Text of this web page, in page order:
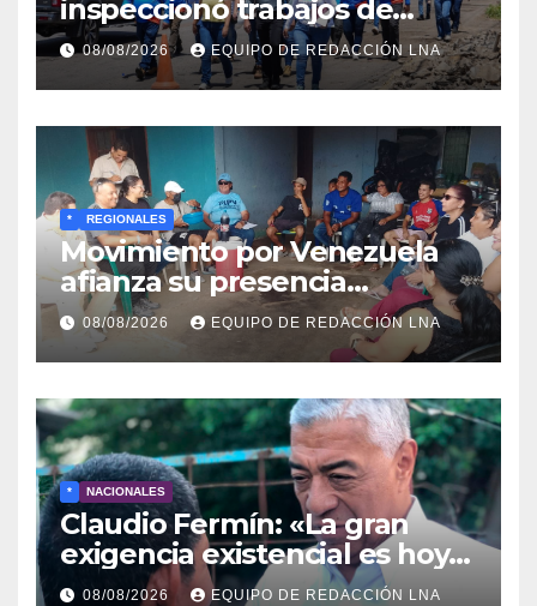
inspeccionó trabajos de
rehabilitación en al Av.
Intercomunal
08/08/2026 EQUIPO DE REDACCIÓN LNA
* REGIONALES
Movimiento por Venezuela
afianza su presencia
comunitaria en La Ponderosa
y otras comunidades de
Anzoátegui
08/08/2026 EQUIPO DE REDACCIÓN LNA
* NACIONALES
Claudio Fermín: «La gran
exigencia existencial es hoy
la defensa de la soberanía»
08/08/2026 EQUIPO DE REDACCIÓN LNA